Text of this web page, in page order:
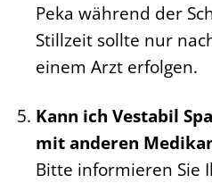
Peka während der
Stillzeit sollte nur
einem Arzt erfolgen.
Kann ich Vestabil
mit anderen
Bitte informieren Sie